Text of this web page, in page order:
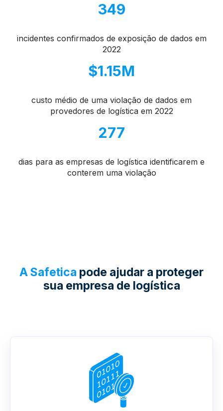
349
incidentes confirmados de exposição de dados em
2022
$1.15M
custo médio de uma violação de dados em
provedores de logística em 2022
277
dias para as empresas de logística identificarem e
conterem uma violação
A Safetica pode ajudar a proteger
sua empresa de logística